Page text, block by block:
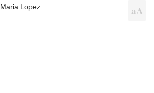
Maria Lopez